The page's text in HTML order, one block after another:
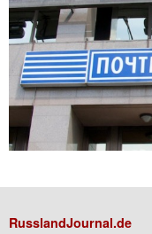
RusslandJournal.de